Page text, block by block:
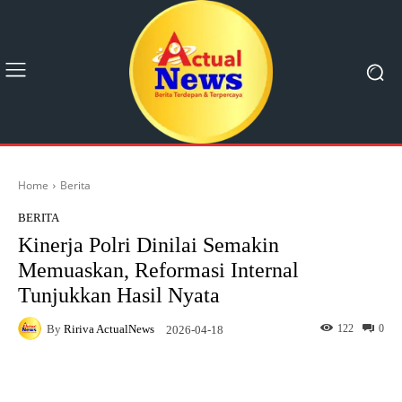
Home Berita
BERITA
Kinerja Polri Dinilai Semakin
Memuaskan, Reformasi Internal
Tunjukkan Hasil Nyata
By Ririva ActualNews 2026-04-18 0
122